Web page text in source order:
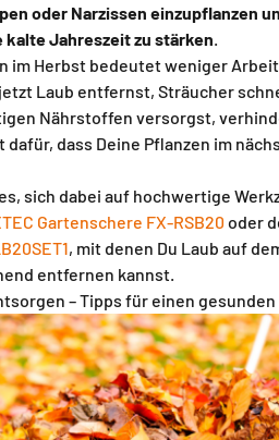
oder Narzissen einzupflanzen
kalte Jahreszeit zu stärken
im Herbst bedeutet weniger
Laub entfernst, Sträucher
Nährstoffen versorgst,
dass Deine Pflanzen im
sich dabei auf hochwertige
Gartenschere FX-RSB20 oder
, mit denen Du Laub auf
entfernen kannst.
– Tipps für einen gesunden